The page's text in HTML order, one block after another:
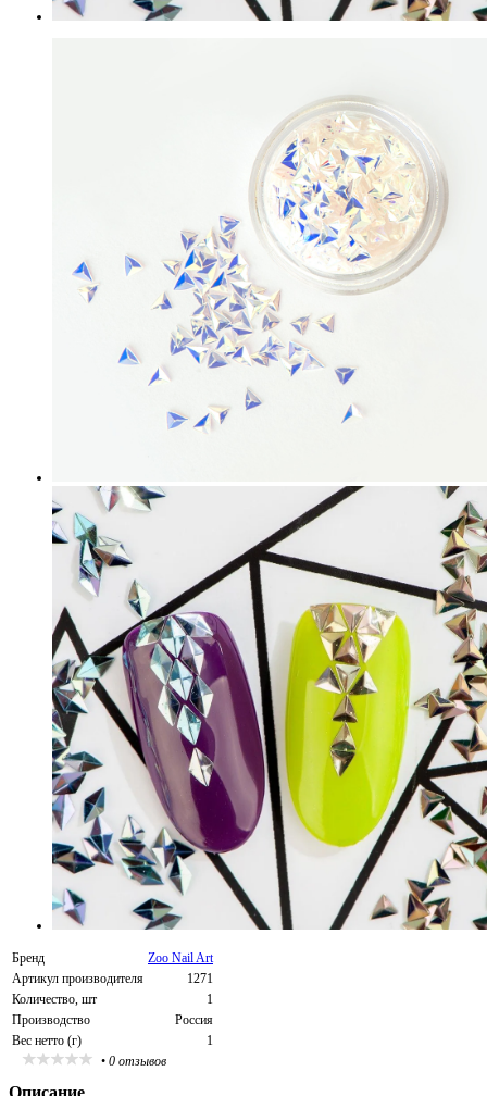
Бренд
Zoo Nail Art
Артикул производителя
1271
Количество, шт
1
Производство
Россия
Вес нетто (г)
1
• 0 отзывов
Описание